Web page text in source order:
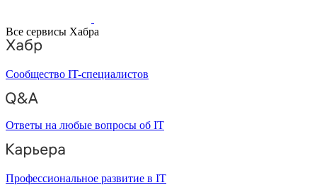
Все сервисы Хабра
Сообщество IT-специалистов
Ответы на любые вопросы об IT
Профессиональное развитие в IT